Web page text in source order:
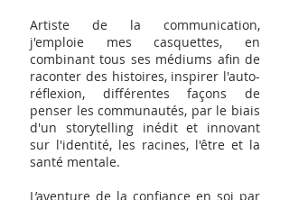
Artiste de la communication,
j'emploie mes casquettes, en
combinant tous ses médiums afin de
raconter des histoires, inspirer l'auto-
réflexion, différentes façons de
penser les communautés, par le biais
d'un storytelling inédit et innovant
sur l'identité, les racines, l'être et la
santé mentale.
L’aventure de la confiance en soi par